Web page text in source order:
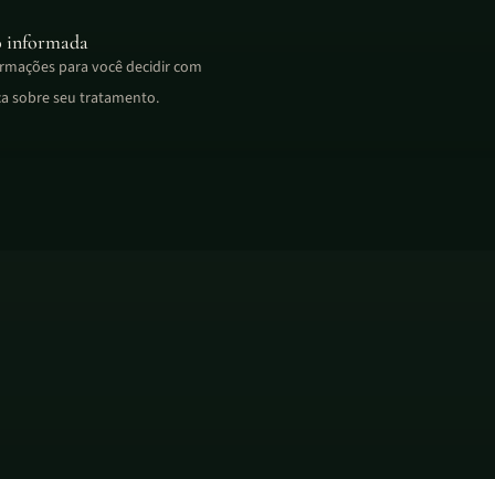
informada
para você decidir com
sobre seu tratamento.